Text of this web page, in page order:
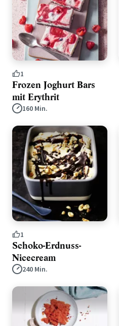
1
Frozen Joghurt Bars
mit Erythrit
160 Min.
1
Schoko-Erdnuss-
Nicecream
240 Min.